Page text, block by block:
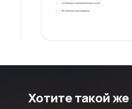
Хотите такой же